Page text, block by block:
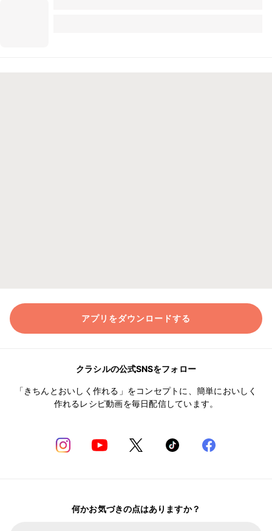
アプリをダウンロードする
クラシルの公式SNSをフォロー
「きちんとおいしく作れる」をコンセプトに、簡単においしく
作れるレシピ動画を毎日配信しています。
何かお気づきの点はありますか？